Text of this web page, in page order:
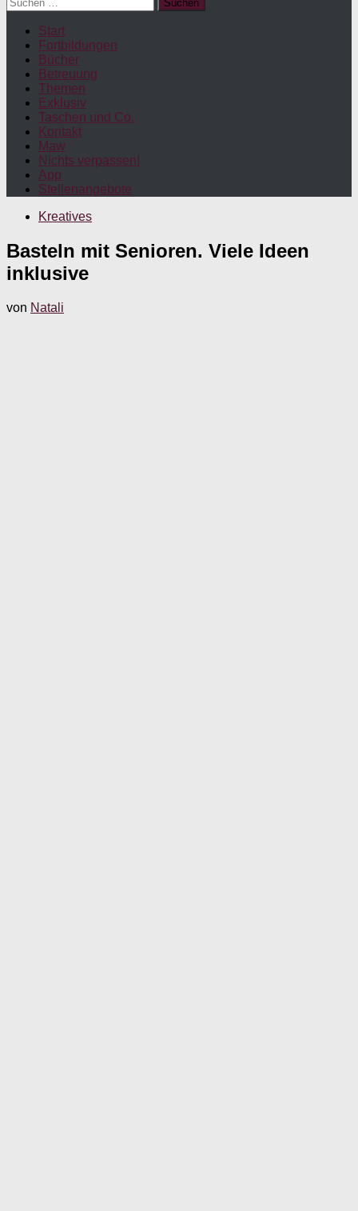
nach:
Start
Fortbildungen
Bücher
Betreuung
Themen
Exklusiv
Taschen und Co.
Kontakt
Maw
Nichts verpassen!
App
Stellenangebote
Kreatives
Basteln mit Senioren. Viele Ideen
inklusive
von Natali